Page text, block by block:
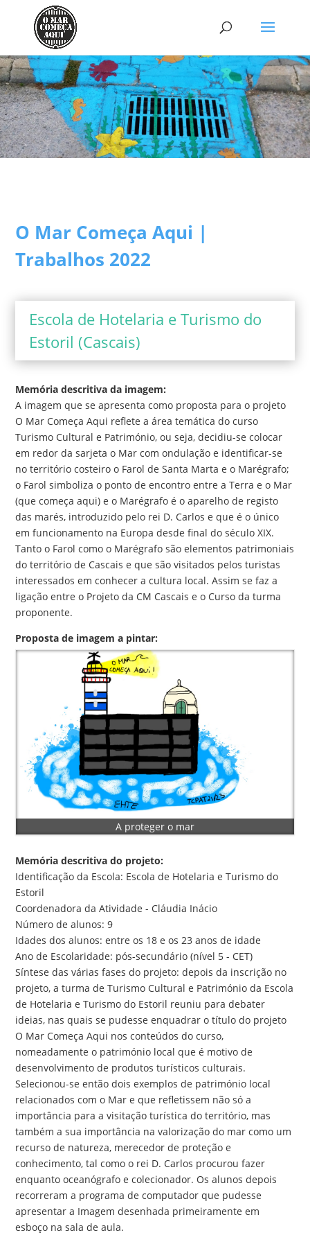
O Mar Começa Aqui |
Trabalhos 2022
Escola de Hotelaria e Turismo do
Estoril (Cascais)
Memória descritiva da imagem:
A imagem que se apresenta como proposta para o projeto
O Mar Começa Aqui reflete a área temática do curso
Turismo Cultural e Património, ou seja, decidiu-se colocar
em redor da sarjeta o Mar com ondulação e identificar-se
no território costeiro o Farol de Santa Marta e o Marégrafo;
o Farol simboliza o ponto de encontro entre a Terra e o Mar
(que começa aqui) e o Marégrafo é o aparelho de registo
das marés, introduzido pelo rei D. Carlos e que é o único
em funcionamento na Europa desde final do século XIX.
Tanto o Farol como o Marégrafo são elementos patrimoniais
do território de Cascais e que são visitados pelos turistas
interessados em conhecer a cultura local. Assim se faz a
ligação entre o Projeto da CM Cascais e o Curso da turma
proponente.
Proposta de imagem a pintar:
A proteger o mar
Memória descritiva do projeto:
Identificação da Escola: Escola de Hotelaria e Turismo do
Estoril
Coordenadora da Atividade - Cláudia Inácio
Número de alunos: 9
Idades dos alunos: entre os 18 e os 23 anos de idade
Ano de Escolaridade: pós-secundário (nível 5 - CET)
Síntese das várias fases do projeto: depois da inscrição no
projeto, a turma de Turismo Cultural e Património da Escola
de Hotelaria e Turismo do Estoril reuniu para debater
ideias, nas quais se pudesse enquadrar o título do projeto
O Mar Começa Aqui nos conteúdos do curso,
nomeadamente o património local que é motivo de
desenvolvimento de produtos turísticos culturais.
Selecionou-se então dois exemplos de património local
relacionados com o Mar e que refletissem não só a
importância para a visitação turística do território, mas
também a sua importância na valorização do mar como um
recurso de natureza, merecedor de proteção e
conhecimento, tal como o rei D. Carlos procurou fazer
enquanto oceanógrafo e colecionador. Os alunos depois
recorreram a programa de computador que pudesse
apresentar a Imagem desenhada primeiramente em
esboço na sala de aula.